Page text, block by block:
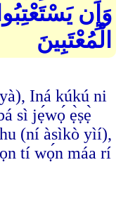
وَإِن
الْمُعْتَبِينَ
Iná kúkú ni
sì jẹ́wọ́ ẹ̀ṣẹ̀
(ní àsìkò yìí),
tí wọ́n máa rí